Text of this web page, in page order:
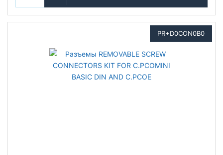
PR+D0CON0B0